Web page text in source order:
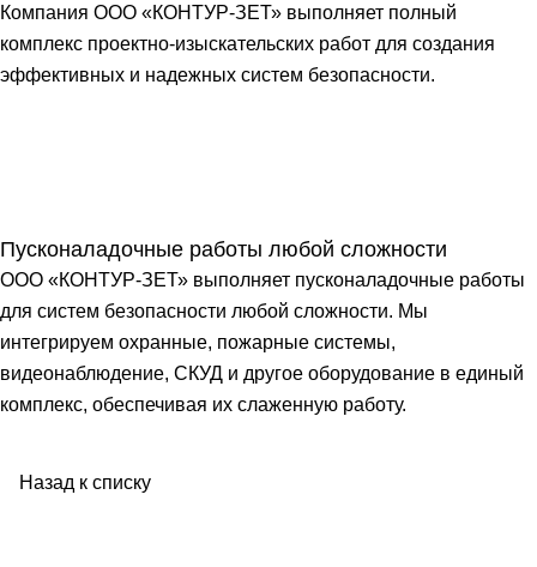
Компания ООО «КОНТУР-ЗЕТ» выполняет полный
комплекс проектно-изыскательских работ для создания
эффективных и надежных систем безопасности.
Пусконаладочные работы любой сложности
ООО «КОНТУР-ЗЕТ» выполняет пусконаладочные работы
для систем безопасности любой сложности. Мы
интегрируем охранные, пожарные системы,
видеонаблюдение, СКУД и другое оборудование в единый
комплекс, обеспечивая их слаженную работу.
Назад к списку